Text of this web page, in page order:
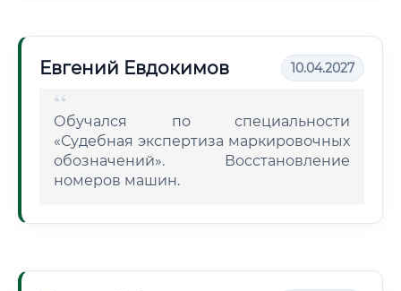
Евгений Евдокимов 10.04.2027
Обучался по специальности
«Судебная экспертиза маркировочных
обозначений». Восстановление
номеров машин.